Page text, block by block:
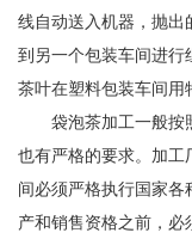
线自动送入机器，抛出
到另一个包装车间进行
茶叶在塑料包装车间用
袋泡茶加工一般按
也有严格的要求。加工
间必须严格执行国家各
产和销售资格之前，必